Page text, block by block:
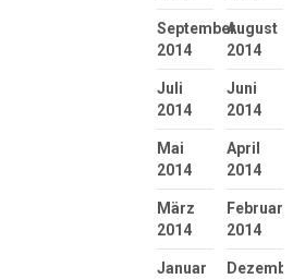
September
2014
August
2014
Juli
2014
Juni
2014
Mai
2014
April
2014
März
2014
Februar
2014
Januar